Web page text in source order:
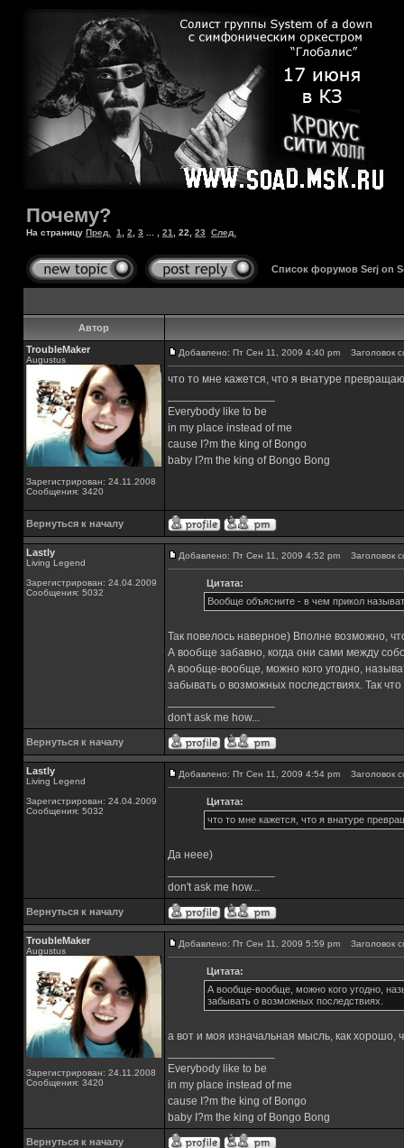
Почему?
На страницу Пред. 1 2 3 21 22 23 След.
Список форумов Serj on
Автор
TroubleMaker
Augustus
Зарегистрирован: 24.11.2008
Сообщения: 3420
Добавлено: Пт Сен 11, 2009 4:40 pm Заголовок
что то мне кажется, что я внатуре
Everybody like to be
in my place instead of me
cause I?m the king of Bongo
baby I?m the king of Bongo Bong
Вернуться к началу
Lastly
Living Legend
Зарегистрирован: 24.04.2009
Сообщения: 5032
Добавлено: Пт Сен 11, 2009 4:52 pm Заголовок
Цитата:
Вообще объясните - в чем прикол
Так повелось наверное) Вполне возможно,
А вообще забавно, когда они сами между
А вообще-вообще, можно кого угодно,
забывать о возможных последствиях. Так
don't ask me how...
Вернуться к началу
Lastly
Living Legend
Зарегистрирован: 24.04.2009
Сообщения: 5032
Добавлено: Пт Сен 11, 2009 4:54 pm Заголовок
Цитата:
что то мне кажется, что я внатуре
Да неее)
don't ask me how...
Вернуться к началу
TroubleMaker
Augustus
Зарегистрирован: 24.11.2008
Сообщения: 3420
Добавлено: Пт Сен 11, 2009 5:59 pm Заголовок
Цитата:
А вообще-вообще, можно кого угодно,
забывать о возможных последствиях.
а вот и моя изначальная мысль, как хорошо,
Everybody like to be
in my place instead of me
cause I?m the king of Bongo
baby I?m the king of Bongo Bong
Вернуться к началу